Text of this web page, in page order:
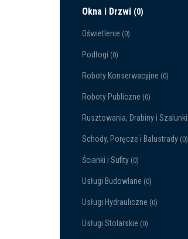
Okna i Drzwi (0)
Oświetlenie (0)
Podłogi (0)
Roboty Konserwacyjne (0)
Roboty Publiczne (0)
Rusztowania, Drabiny i Szalunki
Schody, Poręcze i Balustrady (0)
Ścianki i Sufity (0)
Usługi Budowlane (0)
Usługi Hydrauliczne (0)
Usługi Stolarskie (0)